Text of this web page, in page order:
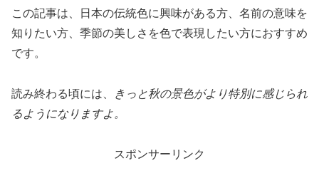
この記事は、日本の伝統色に興味がある方、名前の意味を
知りたい方、季節の美しさを色で表現したい方におすすめ
です。
読み終わる頃には、
きっと秋の景色がより特別に感じられ
るようになりますよ。
スポンサーリンク